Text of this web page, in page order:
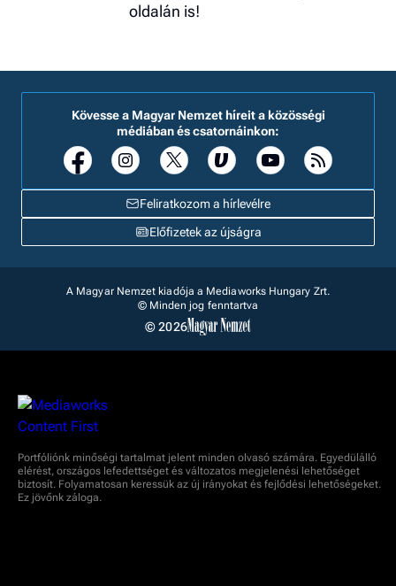
oldalán is!
Feliratkozom a hírlevélre
Kövesse a Magyar Nemzet híreit a közösségi
médiában és csatornáinkon:
Előfizetek az újságra
A Magyar Nemzet kiadója a Mediaworks Hungary Zrt.
© Minden jog fenntartva
© 2026
Portfóliónk minőségi tartalmat jelent minden olvasó számára. Egyedülálló
elérést, országos lefedettséget és változatos megjelenési lehetőséget
biztosít. Folyamatosan keressük az új irányokat és fejlődési lehetőségeket.
Ez jövőnk záloga.